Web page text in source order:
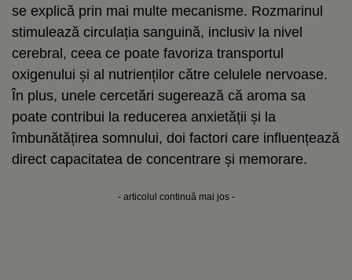
se explică prin mai multe mecanisme. Rozmarinul
stimulează circulația sanguină, inclusiv la nivel
cerebral, ceea ce poate favoriza transportul
oxigenului și al nutrienților către celulele nervoase.
În plus, unele cercetări sugerează că aroma sa
poate contribui la reducerea anxietății și la
îmbunătățirea somnului, doi factori care influențează
direct capacitatea de concentrare și memorare.
- articolul continuă mai jos -